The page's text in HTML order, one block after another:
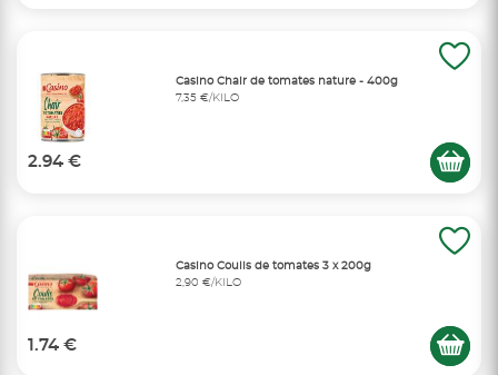
Casino Chair de tomates nature - 400g
7,35 €/KILO
2.94 €
Casino Coulis de tomates 3 x 200g
2,90 €/KILO
1.74 €